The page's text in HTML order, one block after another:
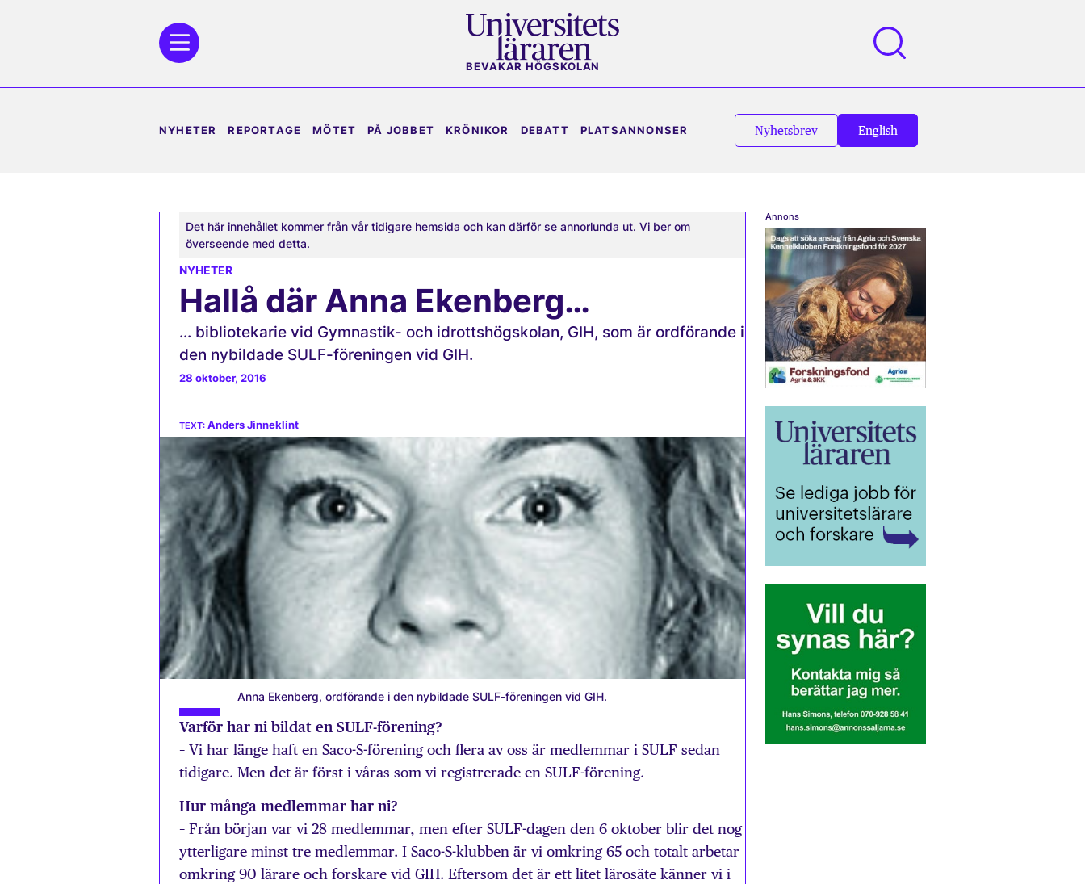
BEVAKAR HÖGSKOLAN
NYHETER REPORTAGE MÖTET PÅ JOBBET KRÖNIKOR DEBATT PLATSANNONSER Nyhetsbrev English
Det här innehållet kommer från vår tidigare hemsida och kan därför se annorlunda ut. Vi ber om
överseende med detta.
NYHETER
Hallå där Anna Ekenberg…
... bibliotekarie vid Gymnastik- och idrottshögskolan, GIH, som är ordförande i
den nybildade SULF-föreningen vid GIH.
28 oktober, 2016
Anders Jinneklint
Anna Ekenberg, ordförande i den nybildade SULF-föreningen vid GIH.
Varför har ni bildat en SULF-förening?
– Vi har länge haft en Saco-S-förening och flera av oss är medlemmar i SULF sedan
tidigare. Men det är först i våras som vi registrerade en SULF-förening.
Hur många medlemmar har ni?
– Från början var vi 28 med­lemmar, men efter SULF-dagen den 6 oktober blir det nog
ytterligare minst tre medlemmar. I Saco-S-klubben är vi omkring 65 och totalt arbetar
omkring 90 lärare och forskare vid GIH. Eftersom det är ett litet lärosäte känner vi i
Annons